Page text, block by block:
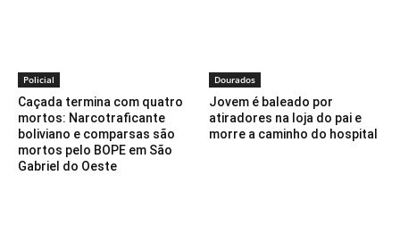
Policial
Caçada termina com quatro
mortos: Narcotraficante
boliviano e comparsas são
mortos pelo BOPE em São
Gabriel do Oeste
Dourados
Jovem é baleado por
atiradores na loja do pai e
morre a caminho do hospital